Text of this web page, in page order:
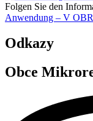
Folgen Sie den
Anwendung – V
Odkazy
Obce